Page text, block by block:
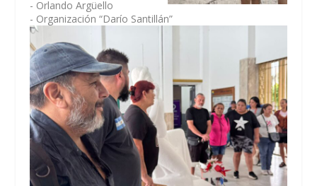
- Orlando Argüello
- Organización “Darío Santillán”